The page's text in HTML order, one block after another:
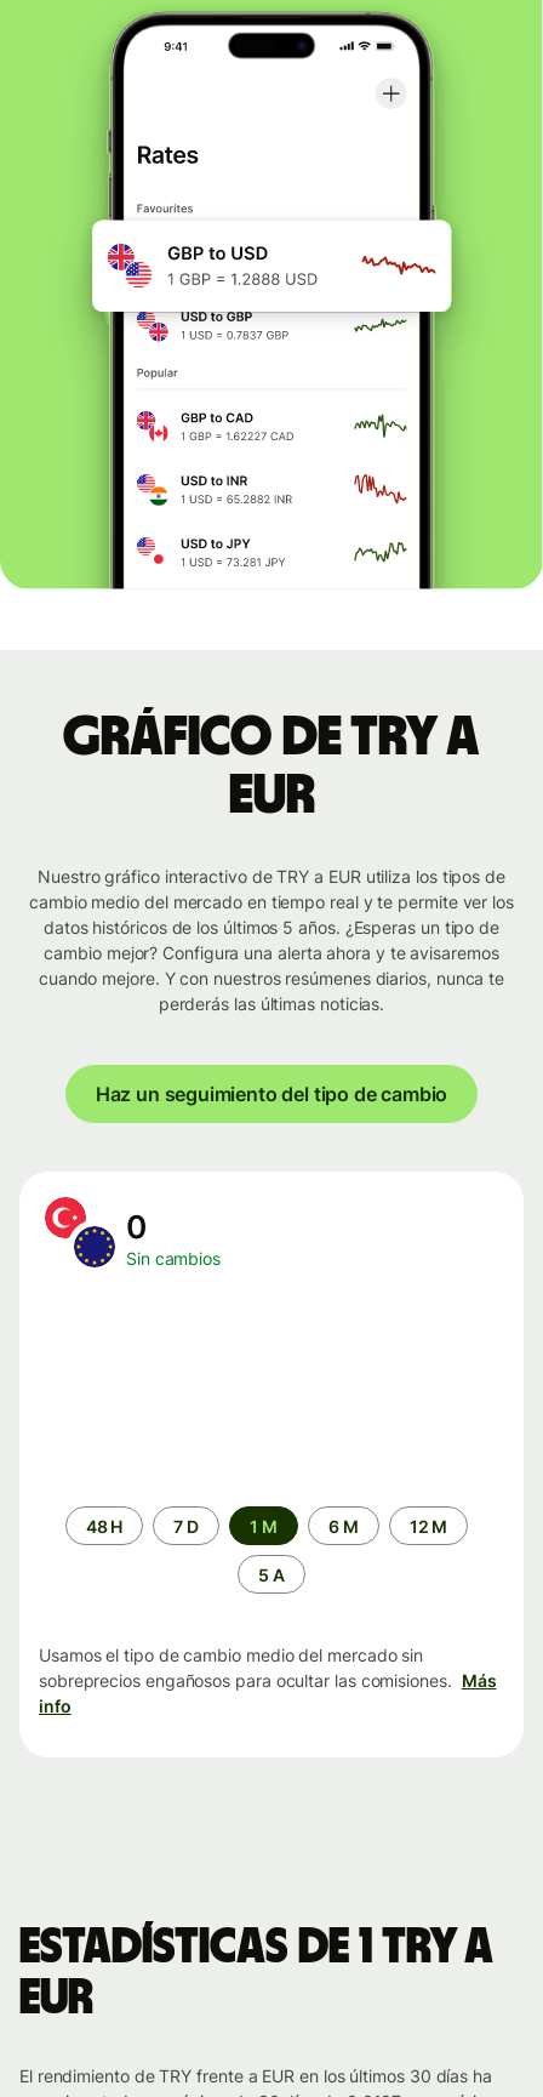
Gráfico de TRY a
EUR
Nuestro gráfico interactivo de TRY a EUR utiliza los tipos de
cambio medio del mercado en tiempo real y te permite ver los
datos históricos de los últimos 5 años. ¿Esperas un tipo de
cambio mejor? Configura una alerta ahora y te avisaremos
cuando mejore. Y con nuestros resúmenes diarios, nunca te
perderás las últimas noticias.
Haz un seguimiento del tipo de cambio
0
Sin cambios
Periodo48 H 7 D 1 M 6 M 12 M
5 A
Usamos el tipo de cambio medio del mercado sin
sobreprecios engañosos para ocultar las comisiones. Más
info
Estadísticas de 1 TRY a
EUR
El rendimiento de TRY frente a EUR en los últimos 30 días ha